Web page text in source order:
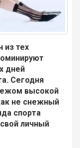
из тех
дней
Сегодня
высокой
не снежный
спорта
личный